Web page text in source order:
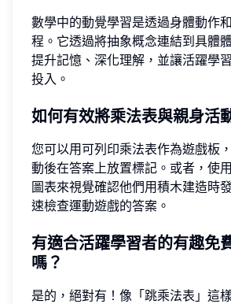
數學中的動覺學習是透過身體動作
程。它透過將抽象概念連結到具體
提升記憶、深化理解，並讓活躍學
投入。
如何有效將乘法表與親身活
您可以用可列印乘法表作為遊戲板
動後在答案上放置標記。或者，使
圖表來視覺確認他們用積木建造時
速檢查運動遊戲的答案。
有適合活躍學習者的有趣免
嗎？
是的，絕對有！像「跳乘法表」這